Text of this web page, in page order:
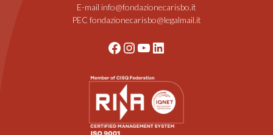
E-mail info@fondazionecarisbo.it
PEC fondazionecarisbo@legalmail.it
Facebook
Instagram
YouTube
LinkedIn